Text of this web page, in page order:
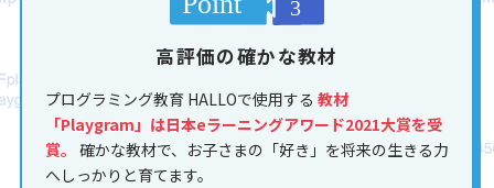
高評価の確かな教材
プログラミング教育 HALLOで使用する 教材
「Playgram」は日本eラーニングアワード2021大賞を受
賞。 確かな教材で、お子さまの「好き」を将来の生きる力
へしっかりと育てます。